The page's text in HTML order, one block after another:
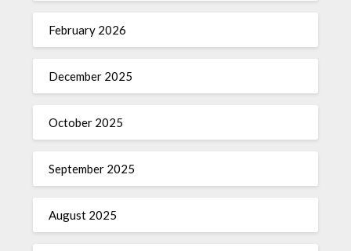
February 2026
December 2025
October 2025
September 2025
August 2025